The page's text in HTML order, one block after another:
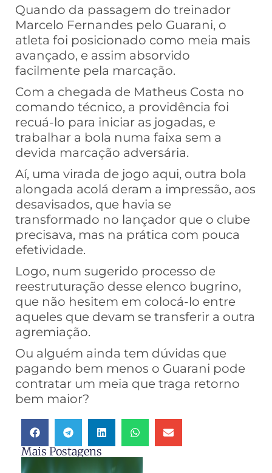
Quando da passagem do treinador
Marcelo Fernandes pelo Guarani, o
atleta foi posicionado como meia mais
avançado, e assim absorvido
facilmente pela marcação.
Com a chegada de Matheus Costa no
comando técnico, a providência foi
recuá-lo para iniciar as jogadas, e
trabalhar a bola numa faixa sem a
devida marcação adversária.
Aí, uma virada de jogo aqui, outra bola
alongada acolá deram a impressão, aos
desavisados, que havia se
transformado no lançador que o clube
precisava, mas na prática com pouca
efetividade.
Logo, num sugerido processo de
reestruturação desse elenco bugrino,
que não hesitem em colocá-lo entre
aqueles que devam se transferir a outra
agremiação.
Ou alguém ainda tem dúvidas que
pagando bem menos o Guarani pode
contratar um meia que traga retorno
bem maior?
Mais Postagens